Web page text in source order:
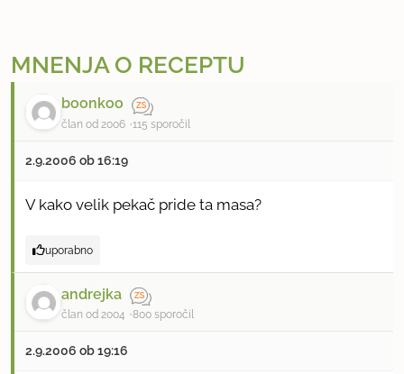
MNENJA O RECEPTU
boonkoo
član od 2006 115 sporočil
2.9.2006 ob 16:19
V kako velik pekač pride ta masa?
uporabno
andrejka
član od 2004 800 sporočil
2.9.2006 ob 19:16